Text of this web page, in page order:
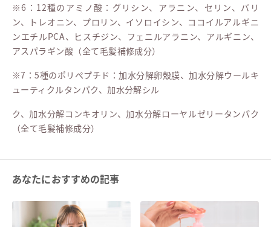
※6：12種のアミノ酸：グリシン、アラニン、セリン、バリ
ン、トレオニン、プロリン、イソロイシン、ココイルアルギニ
ンエチルPCA、ヒスチジン、フェニルアラニン、アルギニン、
アスパラギン酸（全て毛髪補修成分）
※7：5種のポリぺプチド：加水分解卵殻膜、加水分解ウールキ
ューティクルタンパク、加水分解シル
ク、加水分解コンキオリン、加水分解ローヤルゼリータンパク
（全て毛髪補修成分）
あなたにおすすめの記事